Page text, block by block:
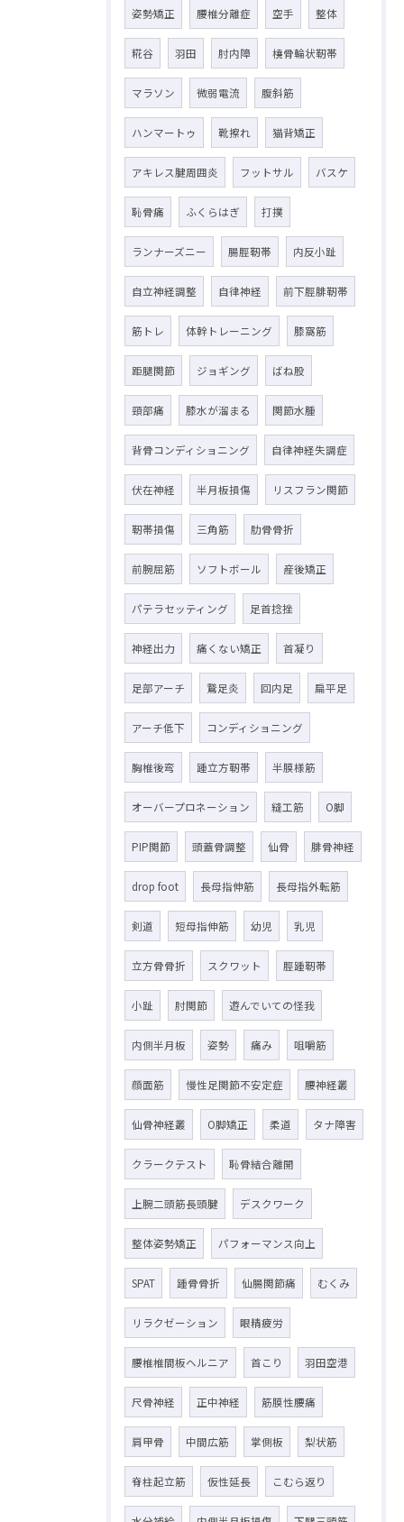
姿勢矯正 腰椎分離症 空手 整体
糀谷 羽田 肘内障 橈骨輪状靭帯
マラソン 微弱電流 腹斜筋
ハンマートゥ 靴擦れ 猫背矯正
アキレス腱周囲炎 フットサル バスケ
恥骨痛 ふくらはぎ 打撲
ランナーズニー 腸脛靭帯 内反小趾
自立神経調整 自律神経 前下脛腓靭帯
筋トレ 体幹トレーニング 膝窩筋
距腿関節 ジョギング ばね股
頸部痛 膝水が溜まる 関節水腫
背骨コンディショニング 自律神経失調症
伏在神経 半月板損傷 リスフラン関節
靭帯損傷 三角筋 肋骨骨折
前腕屈筋 ソフトボール 産後矯正
パテラセッティング 足首捻挫
神経出力 痛くない矯正 首凝り
足部アーチ 鵞足炎 回内足 扁平足
アーチ低下 コンディショニング
胸椎後弯 踵立方靭帯 半膜様筋
オーバープロネーション 縫工筋 O脚
PIP関節 頭蓋骨調整 仙骨 腓骨神経
drop foot 長母指伸筋 長母指外転筋
剣道 短母指伸筋 幼児 乳児
立方骨骨折 スクワット 脛踵靭帯
小趾 肘関節 遊んでいての怪我
内側半月板 姿勢 痛み 咀嚼筋
顔面筋 慢性足関節不安定症 腰神経叢
仙骨神経叢 O脚矯正 柔道 タナ障害
クラークテスト 恥骨結合離開
上腕二頭筋長頭腱 デスクワーク
整体姿勢矯正 パフォーマンス向上
SPAT 踵骨骨折 仙腸関節痛 むくみ
リラクゼーション 眼精疲労
腰椎椎間板ヘルニア 首こり 羽田空港
尺骨神経 正中神経 筋膜性腰痛
肩甲骨 中間広筋 掌側板 梨状筋
脊柱起立筋 仮性延長 こむら返り